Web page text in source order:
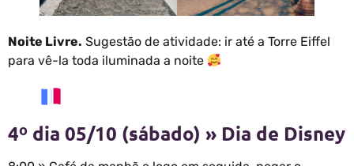
Noite Livre. Sugestão de atividade: ir até a Torre Eiffel
para vê-la toda iluminada a noite
4º dia 05/10 (sábado) » Dia de Disney